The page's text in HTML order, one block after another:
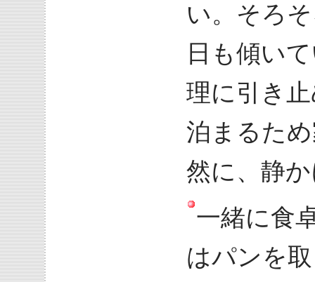
い。そろ
日も傾い
理に引き
泊まるた
然に、静
一緒に食
はパンを